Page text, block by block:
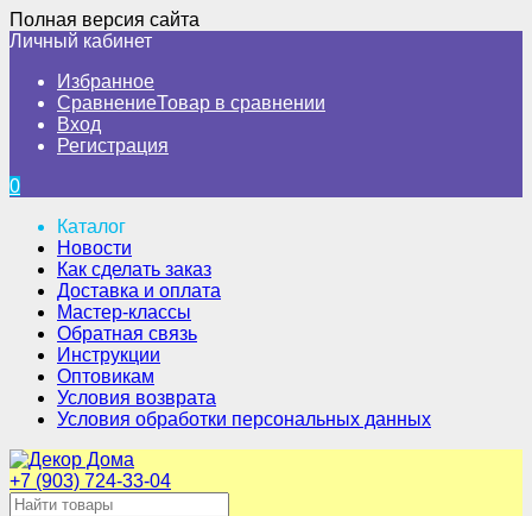
Полная версия сайта
Личный кабинет
Избранное
СравнениеТовар в сравнении
Вход
Регистрация
0
Каталог
Новости
Как сделать заказ
Доставка и оплата
Мастер-классы
Обратная связь
Инструкции
Оптовикам
Условия возврата
Условия обработки персональных данных
+7 (903) 724-33-04